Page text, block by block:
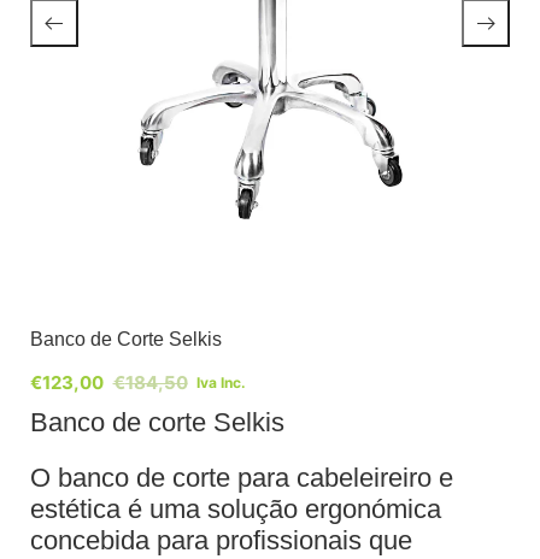
Banco de Corte Selkis
€184,50
€123,00 Iva Inc.
Banco de corte Selkis
O banco de corte para cabeleireiro e
estética é uma solução ergonómica
concebida para profissionais que